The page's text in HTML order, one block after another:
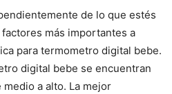
de lo que estés
más importantes a
para termometro digital bebe.
digital bebe se encuentran
a alto. La mejor